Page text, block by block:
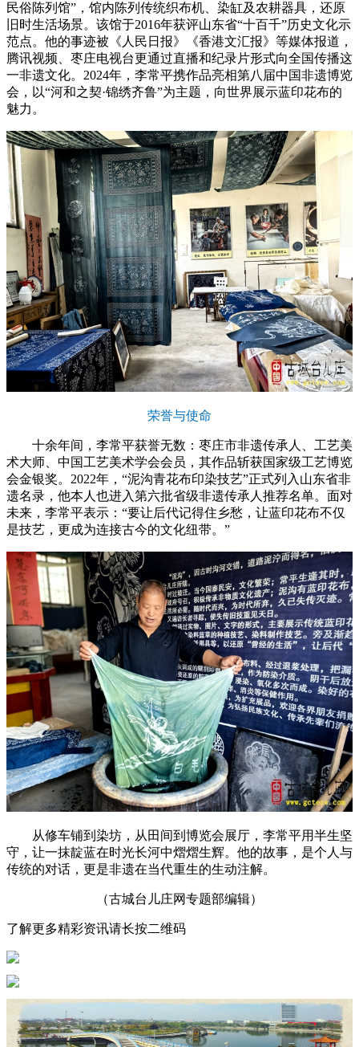
民俗陈列馆”，馆内陈列传统织布机、染缸及农耕器具，还原
旧时生活场景。该馆于2016年获评山东省“十百千”历史文化示
范点。他的事迹被《人民日报》《香港文汇报》等媒体报道，
腾讯视频、枣庄电视台更通过直播和纪录片形式向全国传播这
一非遗文化。2024年，李常平携作品亮相第八届中国非遗博览
会，以“河和之契·锦绣齐鲁”为主题，向世界展示蓝印花布的
魅力。
荣誉与使命
十余年间，李常平获誉无数：枣庄市非遗传承人、工艺美
术大师、中国工艺美术学会会员，其作品斩获国家级工艺博览
会金银奖。2022年，“泥沟青花布印染技艺”正式列入山东省非
遗名录，他本人也进入第六批省级非遗传承人推荐名单。面对
未来，李常平表示：“要让后代记得住乡愁，让蓝印花布不仅
是技艺，更成为连接古今的文化纽带。”
从修车铺到染坊，从田间到博览会展厅，李常平用半生坚
守，让一抹靛蓝在时光长河中熠熠生辉。他的故事，是个人与
传统的对话，更是非遗在当代重生的生动注解。
（古城台儿庄网专题部编辑）
了解更多精彩资讯请长按二维码